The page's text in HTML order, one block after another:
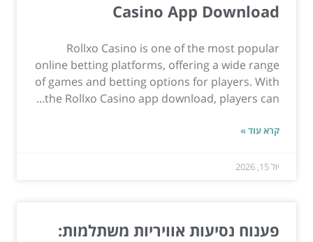
Casino App Download
Rollxo Casino is one of the most popular
online betting platforms, offering a wide range
of games and betting options for players. With
the Rollxo Casino app download, players can...
קרא עוד »
יול 15, 2026
פענוח נסיעות אוויריות משתלמות: